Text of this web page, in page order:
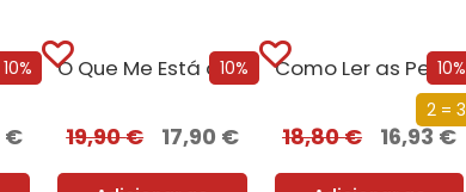
10%
Os Segredos do Profiling [Edição Autografada]
€
10%
O Que Me Está a Escapar?
19,90€ 17,90 €
10%
2 = 3
Como Ler as Pessoas
18,80€ 16,93€